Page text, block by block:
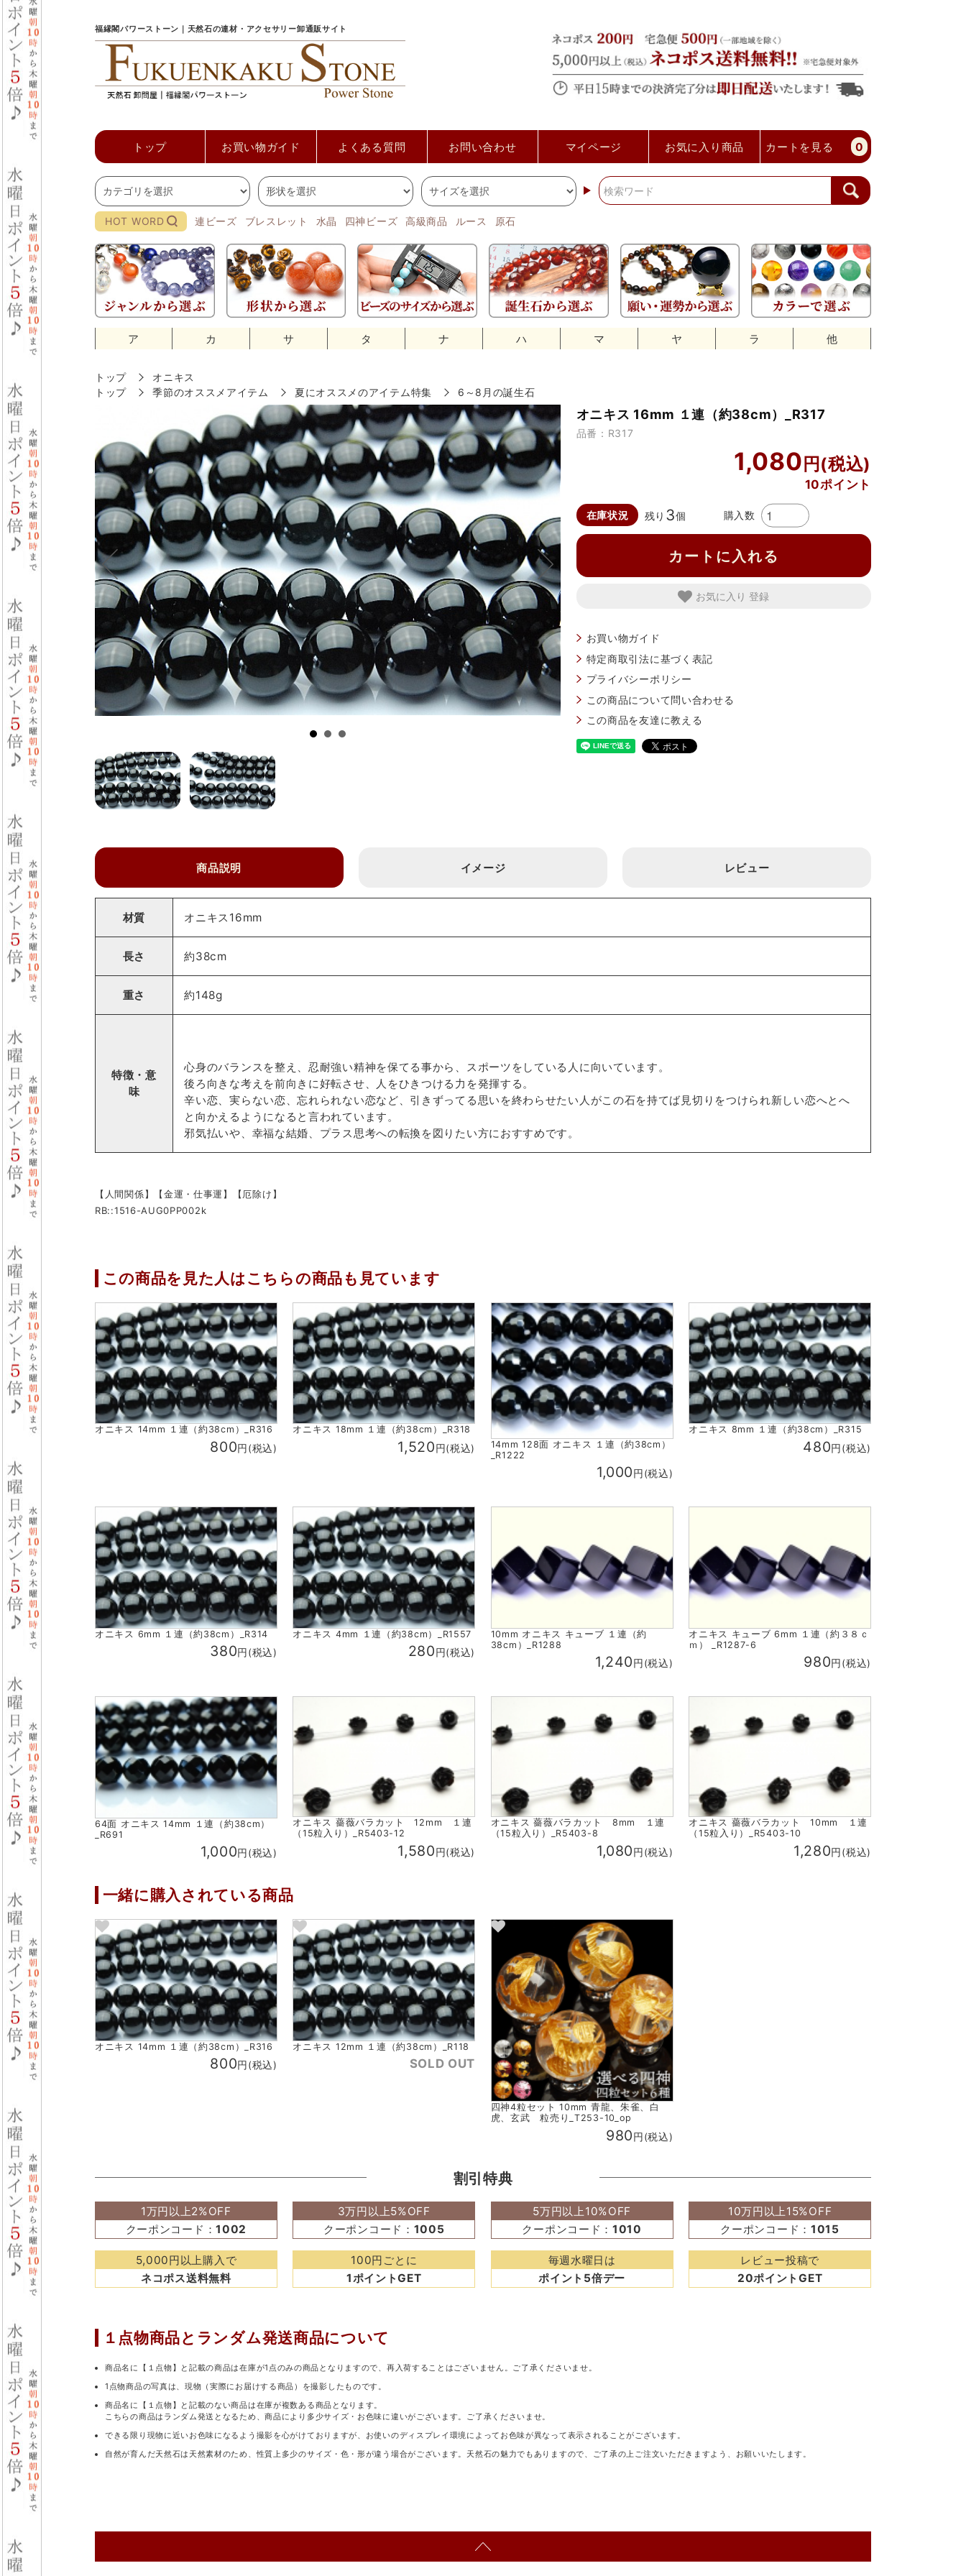
福縁閣パワーストーン｜天然石の連材・アクセサリー卸通販サイト
トップ お買い物ガイド よくある質問 お問い合わせ マイページ お気に入り商品 カートを見る 0
HOT WORD 連ビーズ ブレスレット 水晶 四神ビーズ 高級商品 ルース 原石
ア カ サ タ ナ ハ マ ヤ ラ 他
トップ
オニキス
トップ
季節のオススメアイテム 夏にオススメのアイテム特集 6～8月の誕生石
オニキス 16mm １連（約38cm）_R317
品番：R317
1,080
10ポイント
在庫状況 残り 3個 購入数
カートに入れる
お気に入り
お買い物ガイド
特定商取引法に基づく表記
プライバシーポリシー
この商品について問い合わせる
この商品を友達に教える
商品説明 イメージ レビュー
材質 オニキス16mm
長さ 約38cm
重さ 約148g
特徴・意
味
心身のバランスを整え、忍耐強い精神を保てる事から、スポーツをしている人に向いています。
後ろ向きな考えを前向きに好転させ、人をひきつける力を発揮する。
辛い恋、実らない恋、忘れられない恋など、引きずってる思いを終わらせたい人がこの石を持てば見切りをつけられ新しい恋へとへ
と向かえるようになると言われています。
邪気払いや、幸福な結婚、プラス思考への転換を図りたい方におすすめです。
【人間関係】【金運・仕事運】【厄除け】
RB::1516-AUG0PP002k
この商品を見た人はこちらの商品も見ています
オニキス 14mm １連（約38cm）_R316
800円(税込)
オニキス 18mm １連（約38cm）_R318
1,520円(税込)
14mm 128面 オニキス １連（約38cm）
_R1222
1,000円(税込)
オニキス 8mm １連（約38cm）_R315
480円(税込)
オニキス 6mm １連（約38cm）_R314
380円(税込)
オニキス 4mm １連（約38cm）_R1557
280円(税込)
10mm オニキス キューブ １連（約
38cm）_R1288
1,240円(税込)
オニキス キューブ 6mm １連（約３８ｃ
ｍ） _R1287-6
980円(税込)
64面 オニキス 14mm １連（約38cm）
_R691
1,000円(税込)
オニキス 薔薇バラカット 12mm １連
（15粒入り）_R5403-12
1,580円(税込)
オニキス 薔薇バラカット 8mm １連
（15粒入り）_R5403-8
1,080円(税込)
オニキス 薔薇バラカット 10mm １連
（15粒入り）_R5403-10
1,280円(税込)
一緒に購入されている商品
オニキス 14mm １連（約38cm）_R316
800円(税込)
オニキス 12mm １連（約38cm）_R118
SOLD OUT
四神4粒セット 10mm 青龍、朱雀、白
虎、玄武 粒売り_T253-10_op
980円(税込)
割引特典
1万円以上2%OFF
クーポンコード：1002
3万円以上5%OFF
クーポンコード： 1005
5万円以上10%OFF
クーポンコード：1010
10万円以上15%OFF
クーポンコード： 1015
5,000円以上購入で
ネコポス送料無料
100円ごとに
1ポイントGET
毎週水曜日は
ポイント5倍デー
レビュー投稿で
20ポイントGET
１点物商品と ランダム発送商品について
商品名に【１点物】と記載の商品は在庫が1点のみの商品となりますので、再入荷することはございません。ご了承くださいませ。
1点物商品の写真は、現物（実際にお届けする商品）を撮影したものです。
商品名に【１点物】と記載のない商品は在庫が複数ある商品となります。
こちらの商品はランダム発送となるため、商品により多少サイズ・お色味に違いがございます。ご了承くださいませ。
できる限り現物に近いお色味になるよう撮影を心がけておりますが、お使いのディスプレイ環境によってお色味が異なって表示されることがございます。
自然が育んだ天然石は天然素材のため、性質上多少のサイズ・色・形が違う場合がございます。天然石の魅力でもありますので、ご了承の上ご注文いただきますよう、お願いいたします。